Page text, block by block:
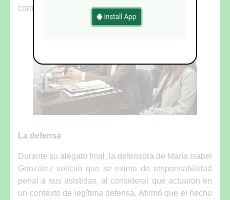
compartió la postura del Ministerio Público.
La defensa
Durante su alegato final, la defensora de María Isabel
González solicitó que se exima de responsabilidad
penal a sus asistidas, al considerar que actuaron en
un contexto de legítima defensa. Afirmó que el hecho